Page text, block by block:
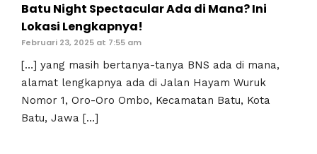
Batu Night Spectacular Ada di Mana? Ini
Lokasi Lengkapnya!
Februari 23, 2025 at 7:55 am
[…] yang masih bertanya-tanya BNS ada di mana,
alamat lengkapnya ada di Jalan Hayam Wuruk
Nomor 1, Oro-Oro Ombo, Kecamatan Batu, Kota
Batu, Jawa […]